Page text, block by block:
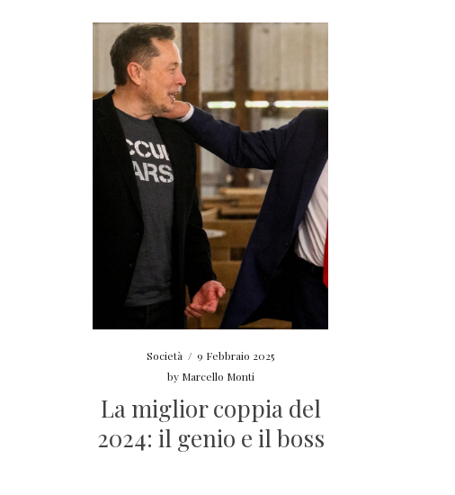
Società / 9 Febbraio 2025
by Marcello Monti
La miglior coppia del
2024: il genio e il boss